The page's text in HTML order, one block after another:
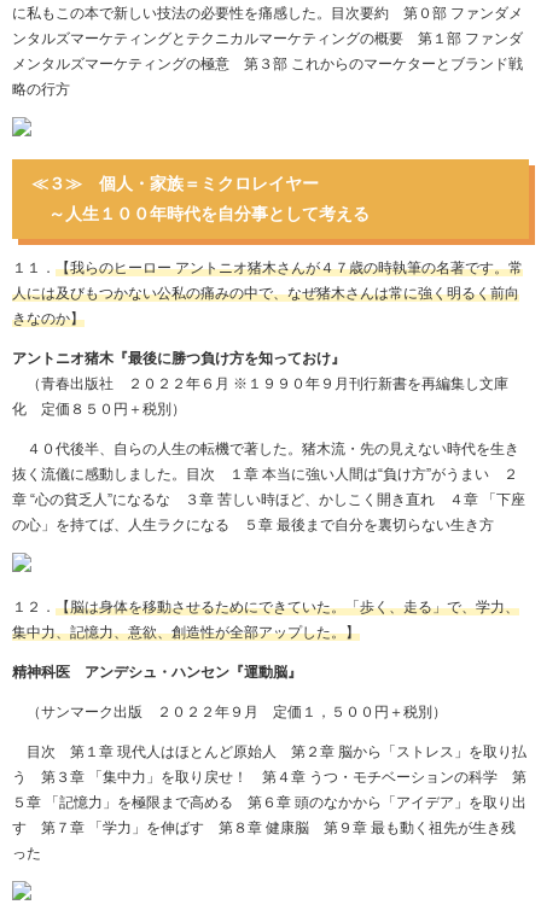
に私もこの本で新しい技法の必要性を痛感した。目次要約 第０部 ファンダメ
ンタルズマーケティングとテクニカルマーケティングの概要 第１部 ファンダ
メンタルズマーケティングの極意 第３部 これからのマーケターとブランド戦
略の行方
≪３≫ 個人・家族＝ミクロレイヤー
～人生１００年時代を自分事として考える
１１． 【我らのヒーロー アントニオ猪木さんが４７歳の時執筆の名著です。常
人には及びもつかない公私の痛みの中で、なぜ猪木さんは常に強く明るく前向
きなのか】
アントニオ猪木『最後に勝つ負け方を知っておけ』
（青春出版社 ２０２２年６月 ※１９９０年９月刊行新書を再編集し文庫
化 定価８５０円＋税別）
４０代後半、自らの人生の転機で著した。猪木流・先の見えない時代を生き
抜く流儀に感動しました。目次 １章 本当に強い人間は“負け方”がうまい ２
章 “心の貧乏人”になるな ３章 苦しい時ほど、かしこく開き直れ ４章 「下座
の心」を持てば、人生ラクになる ５章 最後まで自分を裏切らない生き方
１２． 【脳は身体を移動させるためにできていた。「歩く、走る」で、学力、
集中力、記憶力、意欲、創造性が全部アップした。】
精神科医 アンデシュ・ハンセン『運動脳』
（サンマーク出版 ２０２２年９月 定価１，５００円＋税別）
目次 第１章 現代人はほとんど原始人 第２章 脳から「ストレス」を取り払
う 第３章 「集中力」を取り戻せ！ 第４章 うつ・モチベーションの科学 第
５章 「記憶力」を極限まで高める 第６章 頭のなかから「アイデア」を取り出
す 第７章 「学力」を伸ばす 第８章 健康脳 第９章 最も動く祖先が生き残
った